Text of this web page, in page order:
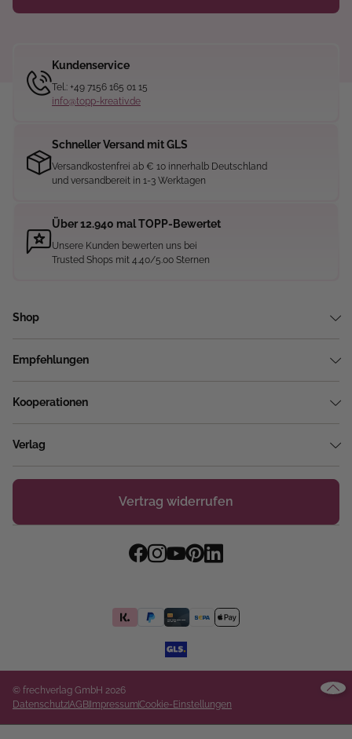
Kundenservice
Tel.: +49 7156 165 01 15
info@topp-kreativ.de
Schneller Versand mit GLS
Versandkostenfrei ab € 10 innerhalb Deutschland
und versandbereit in 1-3 Werktagen
Über 12.940 mal TOPP-Bewertet
Unsere Kunden bewerten uns bei
Trusted Shops mit 4.40/5.00 Sternen
Shop
Empfehlungen
Kooperationen
Verlag
Vertrag widerrufen
© frechverlag GmbH 2026
DatenschutzAGB ImpressumCookie-Einstellungen